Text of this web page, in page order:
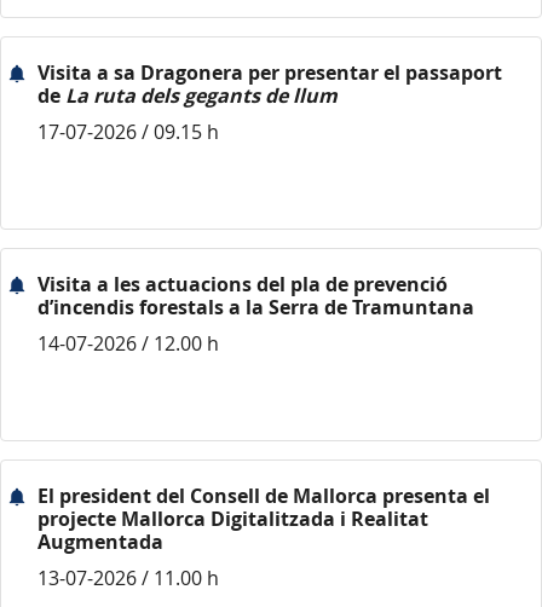
Visita a sa Dragonera per presentar el passaport
de La ruta dels gegants de llum
17-07-2026 / 09.15 h
Visita a les actuacions del pla de prevenció
d’incendis forestals a la Serra de Tramuntana
14-07-2026 / 12.00 h
El president del Consell de Mallorca presenta el
projecte Mallorca Digitalitzada i Realitat
Augmentada
13-07-2026 / 11.00 h